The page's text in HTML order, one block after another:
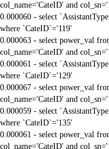
col_name='CateID' and
0.000060 - select
where `CateID`='119'
0.000063 - select power_val
col_name='CateID' and
0.000061 - select
where `CateID`='129'
0.000067 - select power_val
col_name='CateID' and
0.000059 - select
where `CateID`='135'
0.000061 - select power_val
col_name='CateID' and